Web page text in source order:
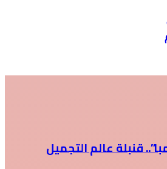
قنبلة عالم التجميل